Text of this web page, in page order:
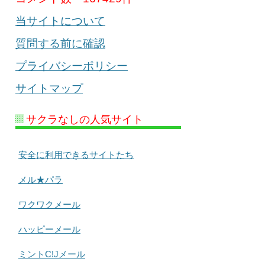
当サイトについて
質問する前に確認
プライバシーポリシー
サイトマップ
サクラなしの人気サイト
安全に利用できるサイトたち
メル★パラ
ワクワクメール
ハッピーメール
ミントC!Jメール